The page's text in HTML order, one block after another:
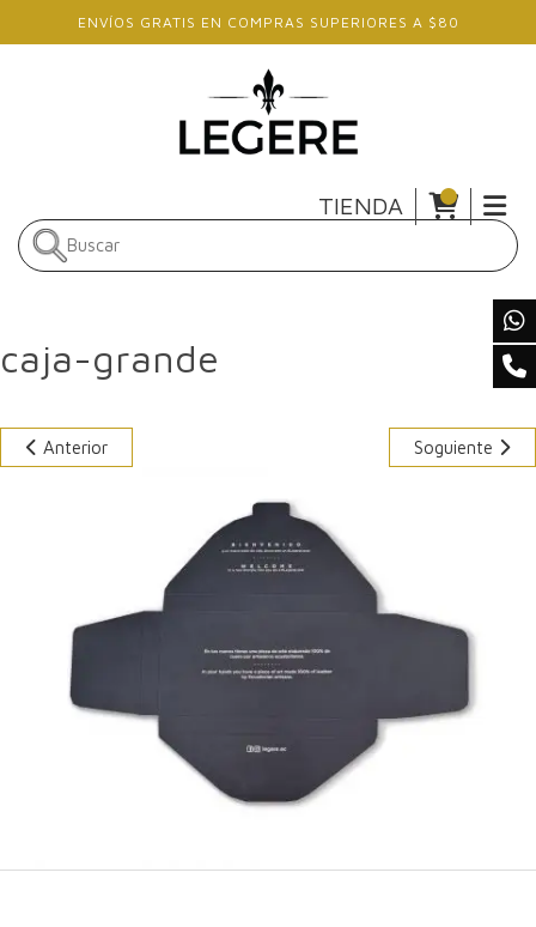
Skip to main content
ENVÍOS GRATIS EN COMPRAS SUPERIORES A $80
TIENDA
caja-grande
Anterior Soguiente